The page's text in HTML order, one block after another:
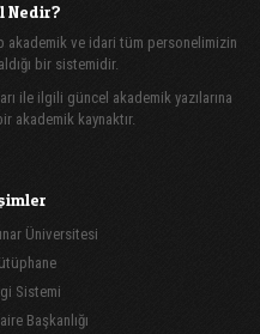
Nedir?
akademik ve idari tüm personelimizin
bir sistemidir.
ile ilgili güncel akademik yazılarına
akademik kaynaktır.
Üniversitesi
Sistemi
Başkanlığı